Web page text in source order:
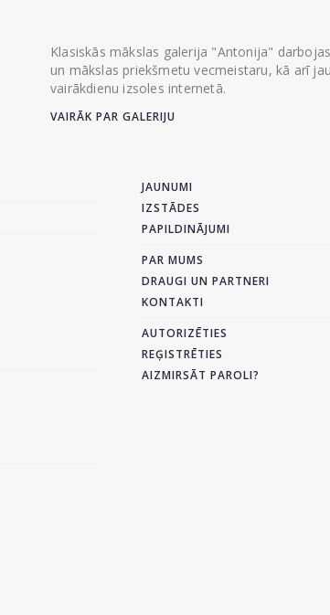
Klasiskās mākslas galerija "Antonija"
un mākslas priekšmetu vecmeistaru, kā arī
vairākdienu izsoles internetā.
VAIRĀK PAR GALERIJU
JAUNUMI
IZSTĀDES
PAPILDINĀJUMI
PAR MUMS
DRAUGI UN PARTNERI
KONTAKTI
AUTORIZĒTIES
REĢISTRĒTIES
AIZMIRSĀT PAROLI?